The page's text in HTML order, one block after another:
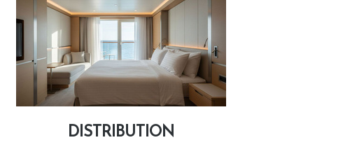
DISTRIBUTION